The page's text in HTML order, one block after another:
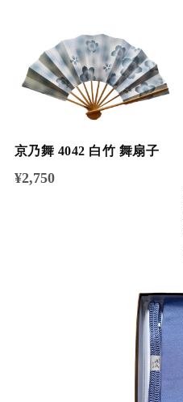
京乃舞 4042 白竹 舞扇子
¥2,750